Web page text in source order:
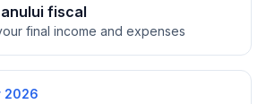
fiscal
final income and expenses
2026